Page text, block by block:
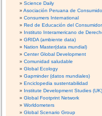
Science Daily
Asociación Peruana de
Consumers International
Red de Educación del Consumidor
Instituto Interamericano de
GRIDA (ambiente data)
Nation Master(data mundial)
Center Global Development
Comunidad saludable
Global Ecology
Gapminder (datos mundiales)
Enciclopedia sustentabilidad
Institute Development Studies (UK)
Global Footprint Network
Worldometers
Global Scenario Group